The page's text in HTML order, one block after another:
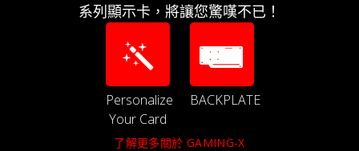
系列顯示卡，將讓您驚嘆不已！
Personalize
Your Card
BACKPLATE
了解更多關於 GAMING-X